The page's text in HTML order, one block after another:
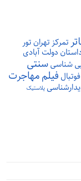
تمرکزتهرانتور
دولت آبادی
شناسیسنتی
فوتبالفیلممهاجرت
پلاستیک